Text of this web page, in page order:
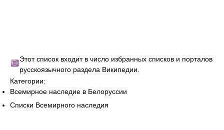
Этот список входит в число избранных списков и порталов
русскоязычного раздела Википедии.
Категории:
Всемирное наследие в Белоруссии
Списки Всемирного наследия